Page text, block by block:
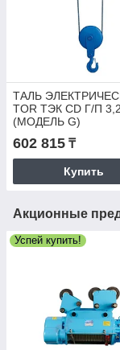
ТАЛЬ
TOR ТЭК CD Г/П
(МОДЕЛЬ G)
602 815 ₸
Купить
Акционные
Успей купить!